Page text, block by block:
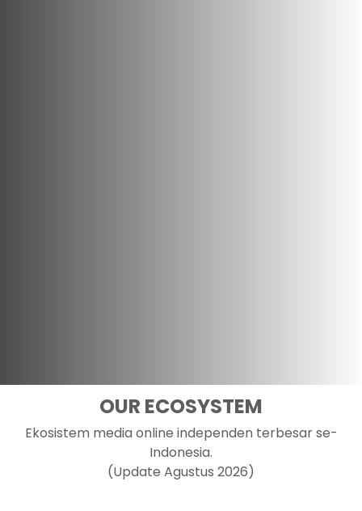
OUR ECOSYSTEM
Ekosistem media online independen terbesar se-
Indonesia.
(Update Agustus 2026)